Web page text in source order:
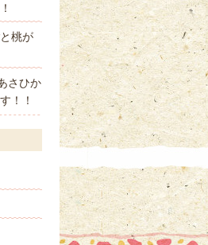
桃が
さひか
！！